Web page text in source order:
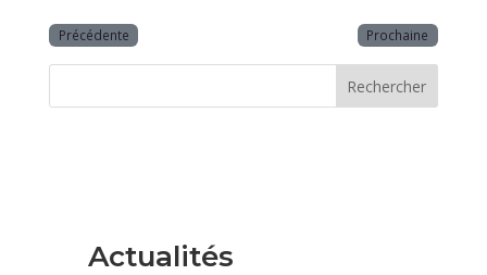
Précédente Prochaine
Rechercher
Actualités